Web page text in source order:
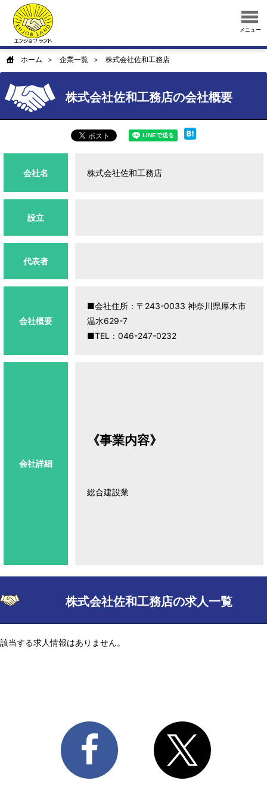
メニュー
ホーム 企業一覧 株式会社佐和工務店
株式会社佐和工務店の会社概要
会社名 株式会社佐和工務店
設立
代表者
会社概要
■会社住所：〒243-0033 神奈川県厚木市
温水629-7
■TEL：046-247-0232
会社詳細
《事業内容》
総合建設業
株式会社佐和工務店の求人一覧
該当する求人情報はありません。